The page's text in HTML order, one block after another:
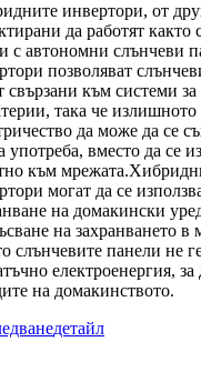
инвертори, от
да работят както
с автономни слънчеви
позволяват
свързани към системи
така че излишното
да може да се
употреба, вместо да се
към
могат да се
на домакински
на захранването в
слънчевите панели не
електроенергия, за
на домакинството.
детайл